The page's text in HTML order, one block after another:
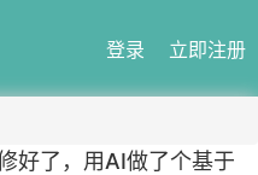
登录 立即注册
好了，用AI做了个基于